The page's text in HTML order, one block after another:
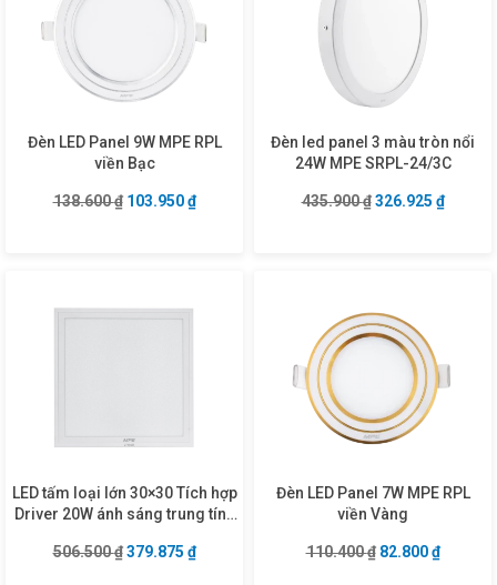
Đèn LED Panel 9W MPE RPL
viền Bạc
138.600₫ Giá gốc là: 138.600 ₫.
103.950₫Giá hiện tại là: 103.950 ₫.
Đèn led panel 3 màu tròn nổi
24W MPE SRPL-24/3C
435.900₫ Giá gốc là:
326.925 ₫Giá
LED tấm loại lớn 30×30 Tích hợp
Driver 20W ánh sáng trung tính
506.500₫ Giá gốc là: 506.500 ₫.
379.875 ₫Giá hiện tại là: 379.875 ₫.
Đèn LED Panel 7W MPE RPL
viền Vàng
110.400₫ Giá gốc là:
82.800₫Giá